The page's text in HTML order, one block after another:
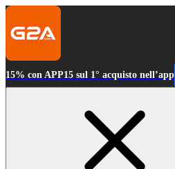
15% con APP15 sul 1° acquisto nell’app